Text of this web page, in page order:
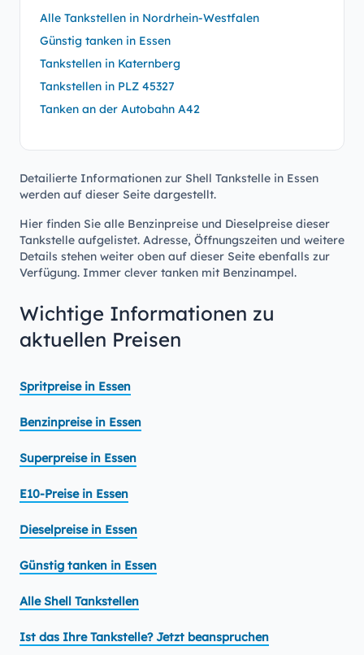
Alle Tankstellen in Nordrhein-Westfalen
Günstig tanken in Essen
Tankstellen in Katernberg
Tankstellen in PLZ 45327
Tanken an der Autobahn A42
Detailierte Informationen zur Shell Tankstelle in Essen
werden auf dieser Seite dargestellt.
Hier finden Sie alle Benzinpreise und Dieselpreise dieser
Tankstelle aufgelistet. Adresse, Öffnungszeiten und weitere
Details stehen weiter oben auf dieser Seite ebenfalls zur
Verfügung. Immer clever tanken mit Benzinampel.
Wichtige Informationen zu
aktuellen Preisen
Spritpreise in Essen
Benzinpreise in Essen
Superpreise in Essen
E10-Preise in Essen
Dieselpreise in Essen
Günstig tanken in Essen
Alle Shell Tankstellen
Ist das Ihre Tankstelle? Jetzt beanspruchen